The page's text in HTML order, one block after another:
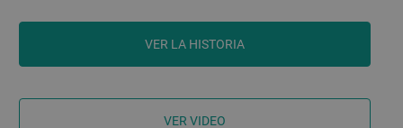
VER LA HISTORIA
VER VIDEO